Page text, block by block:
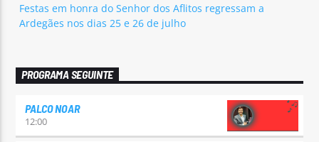
Festas em honra do Senhor dos Aflitos regressam a
Ardegães nos dias 25 e 26 de julho
PROGRAMA SEGUINTE
PALCO NOAR
12:00